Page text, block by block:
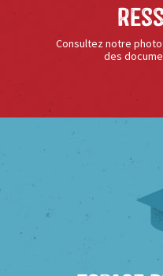
Consultez notre
des